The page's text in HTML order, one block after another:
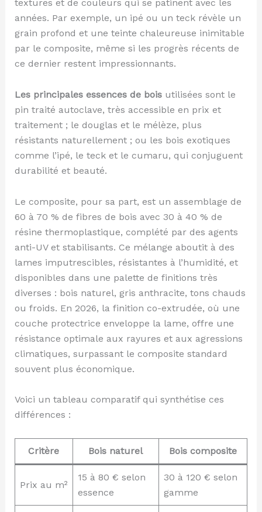
textures et de couleurs qui se patinent avec les
années. Par exemple, un ipé ou un teck révèle un
grain profond et une teinte chaleureuse inimitable
par le composite, même si les progrès récents de
ce dernier restent impressionnants.
Les principales essences de boisutilisées sont le
pin traité autoclave, très accessible en prix et
traitement ; le douglas et le mélèze, plus
résistants naturellement ; ou les bois exotiques
comme l’ipé, le teck et le cumaru, qui conjuguent
durabilité et beauté.
Le composite, pour sa part, est un assemblage de
60 à 70 % de fibres de bois avec 30 à 40 % de
résine thermoplastique, complété par des agents
anti-UV et stabilisants. Ce mélange aboutit à des
lames imputrescibles, résistantes à l’humidité, et
disponibles dans une palette de finitions très
diverses : bois naturel, gris anthracite, tons chauds
ou froids. En 2026, la finition co-extrudée, où une
couche protectrice enveloppe la lame, offre une
résistance optimale aux rayures et aux agressions
climatiques, surpassant le composite standard
souvent plus économique.
Voici un tableau comparatif qui synthétise ces
différences :
Critère Bois naturel Bois composite
Prix au m²
15 à 80 € selon
essence
30 à 120 € selon
gamme